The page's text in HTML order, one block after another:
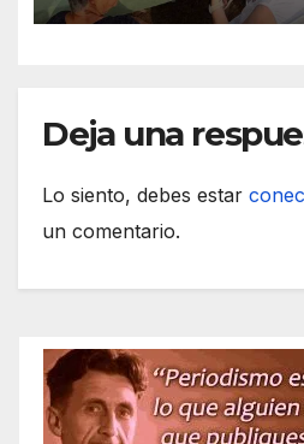
Deja una
Lo siento, debes estar
un comentario.